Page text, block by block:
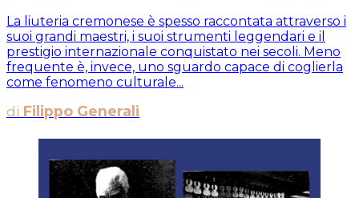
La liuteria cremonese è spesso raccontata attraverso i
suoi grandi maestri, i suoi strumenti leggendari e il
prestigio internazionale conquistato nei secoli. Meno
frequente è, invece, uno sguardo capace di coglierla
come fenomeno culturale...
di Filippo Generali